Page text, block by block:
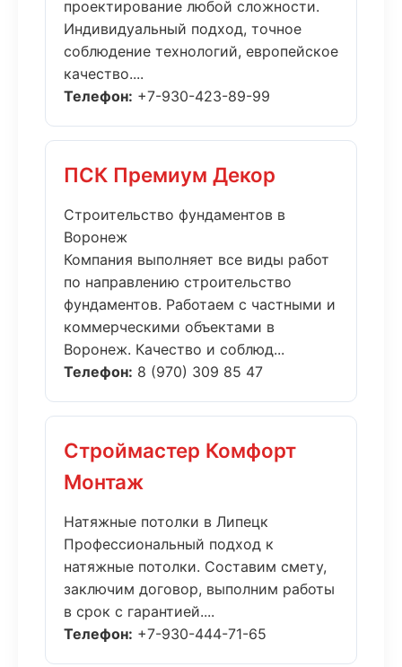
проектирование любой сложности.
Индивидуальный подход, точное
соблюдение технологий, европейское
качество....
Телефон: +7-930-423-89-99
ПСК Премиум Декор
Строительство фундаментов в
Воронеж
Компания выполняет все виды работ
по направлению строительство
фундаментов. Работаем с частными и
коммерческими объектами в
Воронеж. Качество и соблюд...
Телефон: 8 (970) 309 85 47
Строймастер Комфорт
Монтаж
Натяжные потолки в Липецк
Профессиональный подход к
натяжные потолки. Составим смету,
заключим договор, выполним работы
в срок с гарантией....
Телефон: +7-930-444-71-65